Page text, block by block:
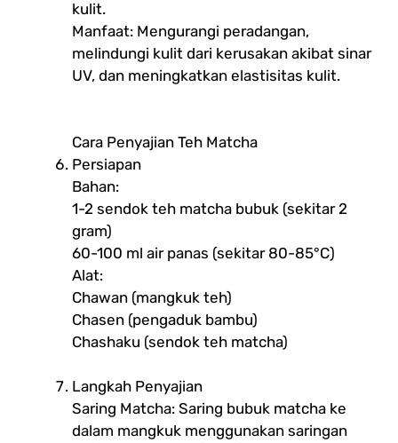
kulit.
Manfaat: Mengurangi peradangan,
melindungi kulit dari kerusakan akibat sinar
UV, dan meningkatkan elastisitas kulit.
Cara Penyajian Teh Matcha
Persiapan
Bahan:
1-2 sendok teh matcha bubuk (sekitar 2
gram)
60-100 ml air panas (sekitar 80-85°C)
Alat:
Chawan (mangkuk teh)
Chasen (pengaduk bambu)
Chashaku (sendok teh matcha)
Langkah Penyajian
Saring Matcha: Saring bubuk matcha ke
dalam mangkuk menggunakan saringan